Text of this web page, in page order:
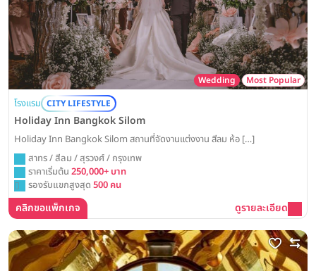
Wedding Most Popular
โรงแรม CITY LIFESTYLE
Holiday Inn Bangkok Silom
Holiday Inn Bangkok Silom สถานที่จัดงานแต่งงาน สีลม ห้อ […]
สาทร / สีลม / สุรวงศ์ / กรุงเทพ
ราคาเริ่มต้น 250,000+ บาท
รองรับแขกสูงสุด 500 คน
คลิกขอแพ็กเกจ ดูรายละเอียด